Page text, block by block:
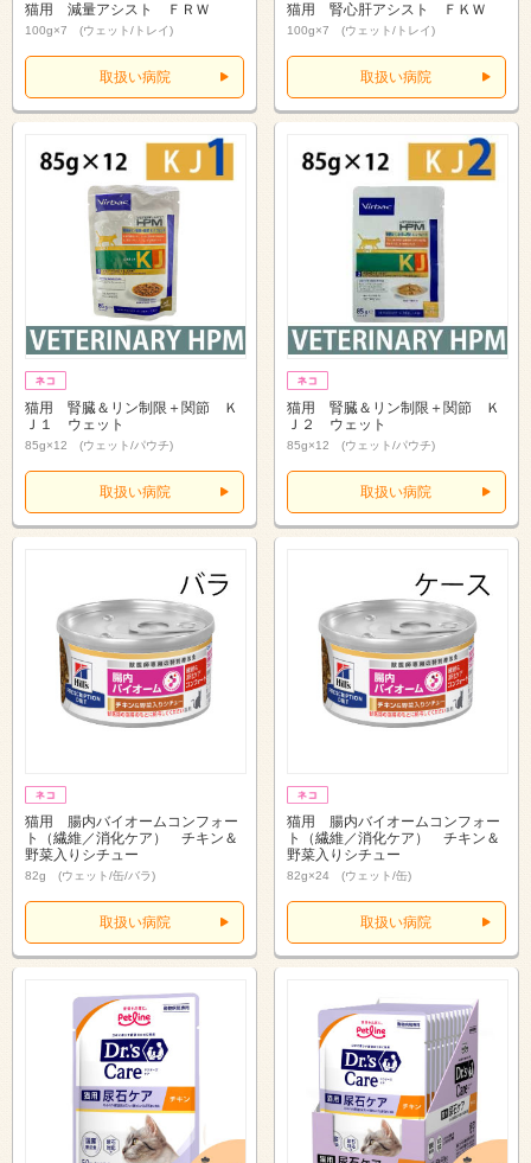
猫用 減量アシスト ＦＲＷ
100g×7 (ウェット/トレイ)
取扱い病院
猫用 腎心肝アシスト ＦＫＷ
100g×7 (ウェット/トレイ)
取扱い病院
猫用 腎臓＆リン制限＋関節 Ｋ
Ｊ１ ウェット
85g×12 (ウェット/パウチ)
取扱い病院
猫用 腎臓＆リン制限＋関節 Ｋ
Ｊ２ ウェット
85g×12 (ウェット/パウチ)
取扱い病院
猫用 腸内バイオームコンフォー
ト（繊維／消化ケア） チキン＆
野菜入りシチュー
82g (ウェット/缶/バラ)
取扱い病院
猫用 腸内バイオームコンフォー
ト（繊維／消化ケア） チキン＆
野菜入りシチュー
82g×24 (ウェット/缶)
取扱い病院